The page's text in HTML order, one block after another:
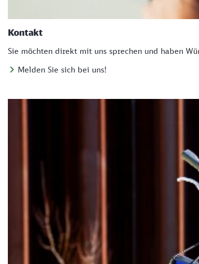
Kontakt
Sie möchten direkt mit uns sprechen und haben
Melden Sie sich bei uns!